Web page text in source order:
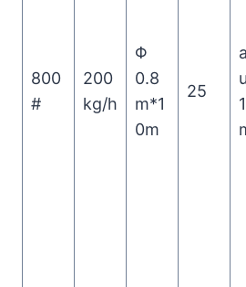
800
#
200
kg/h
Φ
0.8
m*1
0m
25